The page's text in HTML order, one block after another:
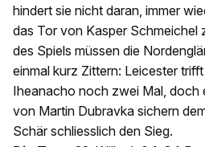
hindert sie nicht daran, immer
das Tor von Kasper Schmeichel
des Spiels müssen die
einmal kurz Zittern: Leicester
Iheanacho noch zwei Mal, doch
von Martin Dubravka sichern
Schär schliesslich den Sieg.